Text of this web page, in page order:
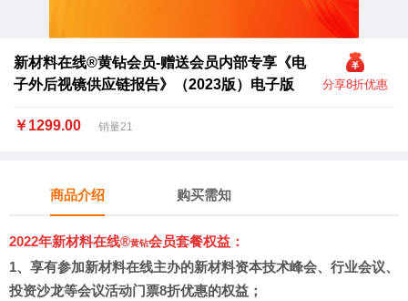
分享8折优惠
新材料在线®黄钻会员-赠送会员内部专享《电
子外后视镜供应链报告》（2023版）电子版
￥1299.00 销量21
商品介绍 购买需知
2022年新材料在线®黄钻会员套餐权益：
1、 享有参加新材料在线主办的新材料资本技术峰会、行业会议、
投资沙龙等会议活动门票8折优惠的权益；